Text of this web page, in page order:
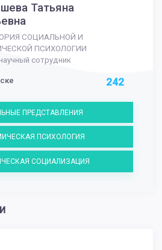
Татьяна
СОЦИАЛЬНОЙ И
ПСИХОЛОГИИ
сотрудник
242
ПРЕДСТАВЛЕНИЯ
ПСИХОЛОГИЯ
СОЦИАЛИЗАЦИЯ